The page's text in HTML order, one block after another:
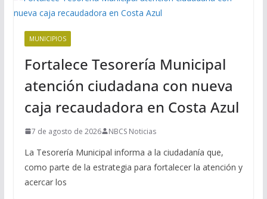
MUNICIPIOS
Fortalece Tesorería Municipal
atención ciudadana con nueva
caja recaudadora en Costa Azul
7 de agosto de 2026 NBCS Noticias
La Tesorería Municipal informa a la ciudadanía que,
como parte de la estrategia para fortalecer la atención y
acercar los